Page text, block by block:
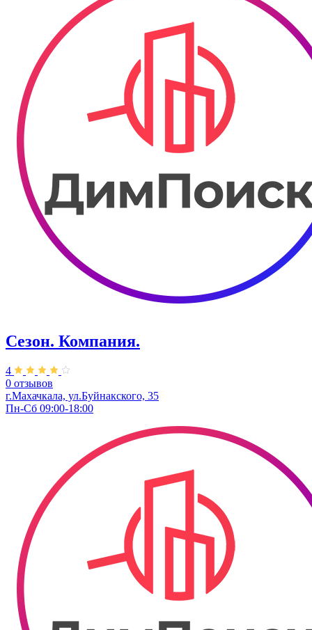
Сезон. Компания.
4
0 отзывов
г.Махачкала, ул.Буйнакского, 35
Пн-Сб 09:00-18:00